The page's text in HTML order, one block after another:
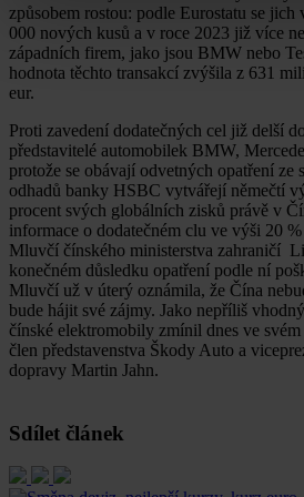
způsobem rostou: podle Eurostatu se
000 nových kusů a v roce 2023 již více
západních firem, jako jsou BMW nebo
hodnota těchto transakcí zvýšila z 631
eur.
Proti zavedení dodatečných cel již delší
představitelé automobilek BMW,
protože se obávají odvetných opatření ze
odhadů banky HSBC vytvářejí němečtí
procent svých globálních zisků právě v
informace o dodatečném clu ve výši 20
Mluvčí čínského ministerstva zahraničí
konečném důsledku opatření podle ní
Mluvčí už v úterý oznámila, že Čína
bude hájit své zájmy. Jako nepříliš
čínské elektromobily zmínil dnes ve
člen představenstva Škody Auto a
dopravy Martin Jahn.
Sdílet článek